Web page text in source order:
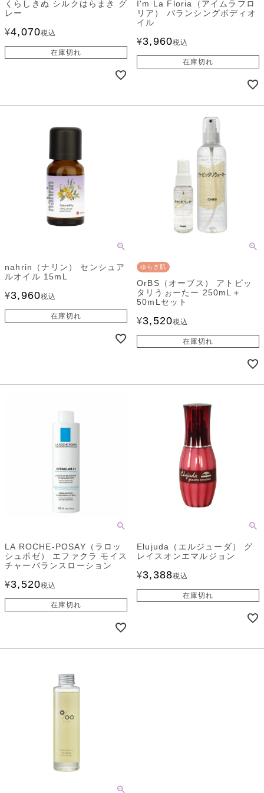
くらしきぬ シルクはらまき グ
レー
¥4,070税込
在庫切れ
I'm La Floria（アイムラフロ
リア） バランシングボディオ
イル
¥3,960税込
在庫切れ
nahrin（ナリン） センシュア
ルオイル 15mL
¥3,960税込
在庫切れ
ゆらぎ肌
OrBS（オーブス） アトピッ
タリうぉーたー 250mL＋
50mLセット
¥3,520税込
在庫切れ
LA ROCHE-POSAY（ラロッ
シュポゼ） エファクラ モイス
チャーバランスローション
¥3,520税込
在庫切れ
Elujuda（エルジューダ） グ
レイスオンエマルジョン
¥3,388税込
在庫切れ